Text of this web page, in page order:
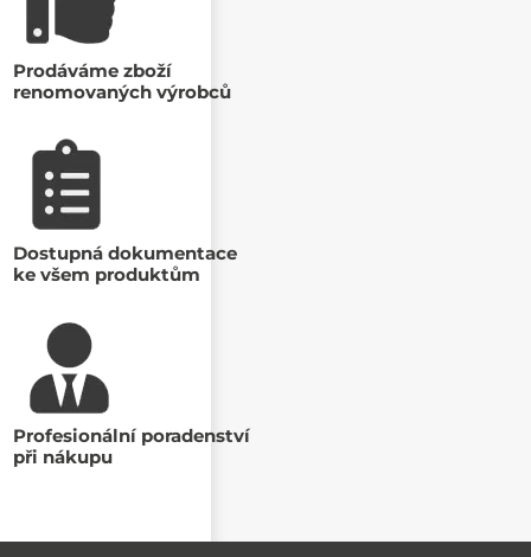
Prodáváme zboží
renomovaných výrobců
Dostupná dokumentace
ke všem produktům
Profesionální poradenství
při nákupu